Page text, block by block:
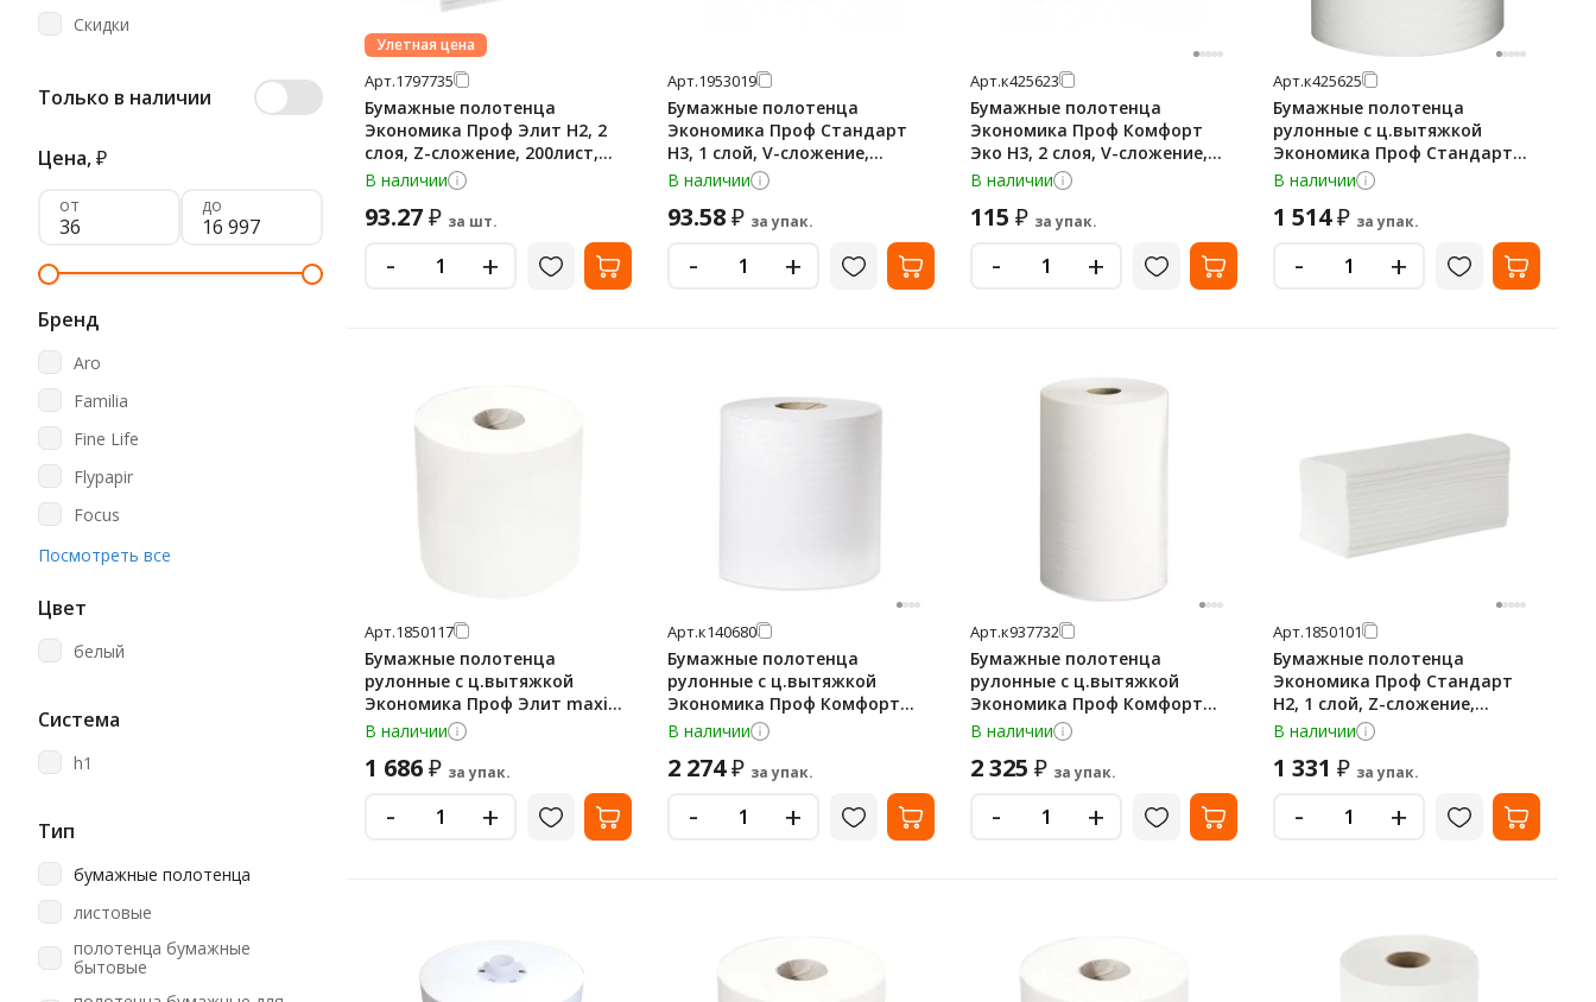
Скидки
Только в наличии
Цена,₽
от до
Бренд
Aro
Familia
Fine Life
Flypapir
Focus
Gratias
Motti
Посмотреть все
Цвет
белый
Система
h1
Тип
бумажные полотенца
листовые
полотенца бумажные
бытовые
Улетная цена
Арт.1797735
Бумажные полотенца
Экономика Проф Элит H2, 2
слоя, Z-сложение, 200лист,
белые, Т-0240
В наличии
93.27₽ за шт.
- +
Арт.1953019
Бумажные полотенца
Экономика Проф Стандарт
H3, 1 слой, V-сложение,
250лист, белые, Т-0225
В наличии
93.58₽ за упак.
- +
Арт.к425623
Бумажные полотенца
Экономика Проф Комфорт
Эко H3, 2 слоя, V-сложение,
200лист, белые, Т-0221
В наличии
115 ₽ за упак.
- +
Арт.к425625
Бумажные полотенца
рулонные с ц.вытяжкой
Экономика Проф Стандарт
макси Т-0160 230м, 1 слой,
белые, 6 рулонов
В наличии
1 514₽ за упак.
- +
Арт.1850117
Бумажные полотенца
рулонные с ц.вытяжкой
Экономика Проф Элит maxi
Т-0157 150м, 2 слоя, белые, 6
В наличии
1 686₽ за упак.
- +
Арт.к140680
Бумажные полотенца
рулонные с ц.вытяжкой
Экономика Проф Комфорт
Т-0150 300м, 1 слой, белые, 6
В наличии
2 274₽ за упак.
- +
Арт.к937732
Бумажные полотенца
рулонные с ц.вытяжкой
Экономика Проф Комфорт
mini Т-0130 120м, 1 слой,
белые, 12 рулонов
В наличии
2 325 ₽ за упак.
- +
Арт.1850101
Бумажные полотенца
Экономика Проф Стандарт
H2, 1 слой, Z-сложение,
200лист, белые, 15 пачек,
В наличии
1 331 ₽ за упак.
- +